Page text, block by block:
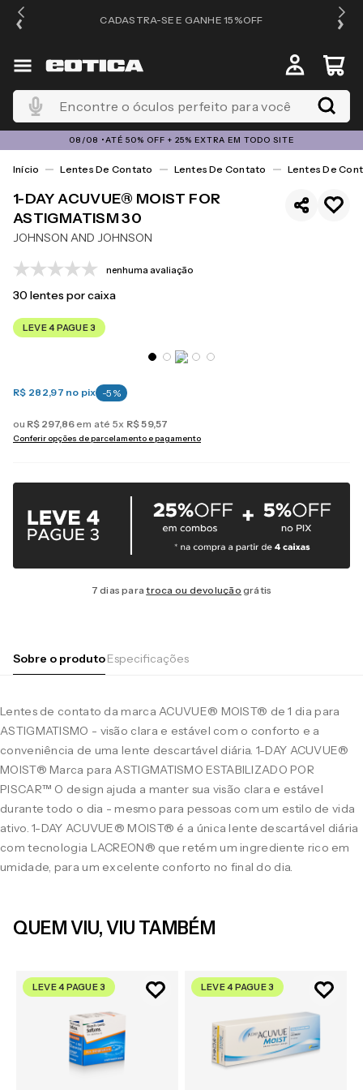
CADASTRA-SE E GANHE 15%OFF
Encontre o óculos perfeito para você
08/08 •ATÉ 50% OFF + 25% EXTRA EM TODO SITE
Lentes De Contato Lentes De Contato Lentes De
1-DAY ACUVUE® MOIST FOR
ASTIGMATISM 30
JOHNSON AND JOHNSON
nenhuma avaliação
30lentes por caixa
LEVE 4 PAGUE 3
R$ 282,97 no pix -5 %
ou R$ 297,86 em até 5x R$59,57
Conferir opções de parcelamento e pagamento
7 dias paratroca ou devolução grátis
Sobre o produtoEspecificações
Lentes de contato da marca ACUVUE® MOIST® de 1 dia para
ASTIGMATISMO - visão clara e estável com o conforto e a
conveniência de uma lente descartável diária. 1-DAY ACUVUE®
MOIST® Marca para ASTIGMATISMO ESTABILIZADO POR
PISCAR™ O design ajuda a manter sua visão clara e estável
durante todo o dia - mesmo para pessoas com um estilo de vida
ativo. 1-DAY ACUVUE® MOIST® é a única lente descartável diária
com tecnologia LACREON® que retém um ingrediente rico em
umidade, para um excelente conforto no final do dia.
QUEM VIU, VIU TAMBÉM
LEVE 4 PAGUE 3 LEVE 4 PAGUE 3